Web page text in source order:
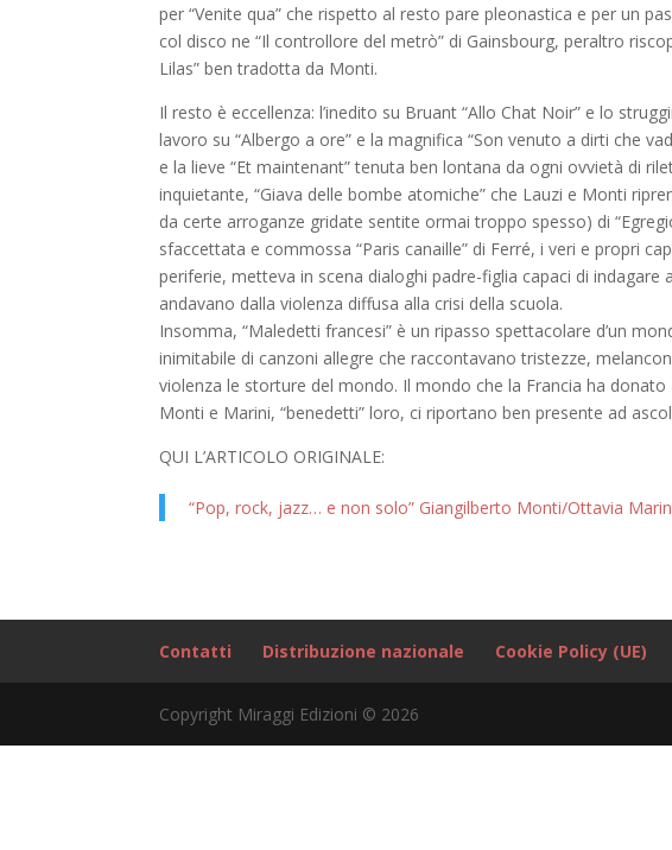
per “Venite qua” che rispetto al resto pare pleonastica e per un
col disco ne “Il controllore del metrò” di Gainsbourg, peraltro
Lilas” ben tradotta da Monti.
Il resto è eccellenza: l’inedito su Bruant “Allo Chat Noir” e lo
lavoro su “Albergo a ore” e la magnifica “Son venuto a dirti che
e la lieve “Et maintenant” tenuta ben lontana da ogni ovvietà di
inquietante, “Giava delle bombe atomiche” che Lauzi e Monti
da certe arroganze gridate sentite ormai troppo spesso) di
sfaccettata e commossa “Paris canaille” di Ferré, i veri e propri
periferie, metteva in scena dialoghi padre-figlia capaci di
andavano dalla violenza diffusa alla crisi della scuola.
Insomma, “Maledetti francesi” è un ripasso spettacolare d’un
inimitabile di canzoni allegre che raccontavano tristezze,
violenza le storture del mondo. Il mondo che la Francia ha
Monti e Marini, “benedetti” loro, ci riportano ben presente ad
QUI L’ARTICOLO ORIGINALE:
“Pop, rock, jazz… e non solo” Giangilberto Monti/Ottavia
Contatti Distribuzione nazionale Cookie Policy (UE)
Copyright Miraggi Edizioni © 2026